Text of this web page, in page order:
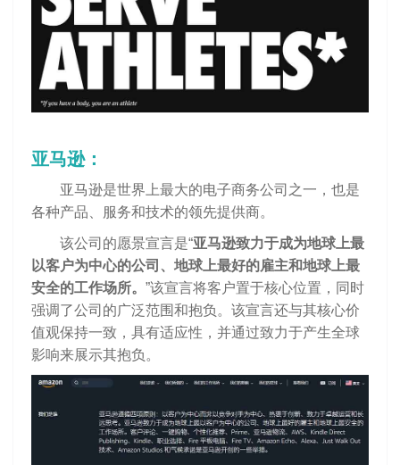
亚马逊：
亚马逊是世界上最大的电子商务公司之一，也是
各种产品、服务和技术的领先提供商。
该公司的愿景宣言是“亚马逊致力于成为地球上最
以客户为中心的公司、地球上最好的雇主和地球上最
安全的工作场所。 ”该宣言将客户置于核心位置，同时
强调了公司的广泛范围和抱负。该宣言还与其核心价
值观保持一致，具有适应性，并通过致力于产生全球
影响来展示其抱负。